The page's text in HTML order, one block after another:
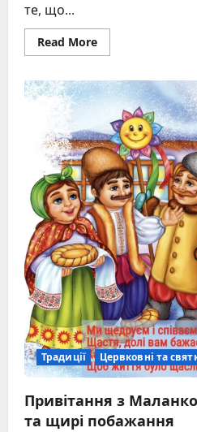
те, що...
Read MoreRead
more
братів
і
сестер
привітання:
ідеї
та
щирі
слова
Традиції Цервковні та
Привітання з
та щирі побажання